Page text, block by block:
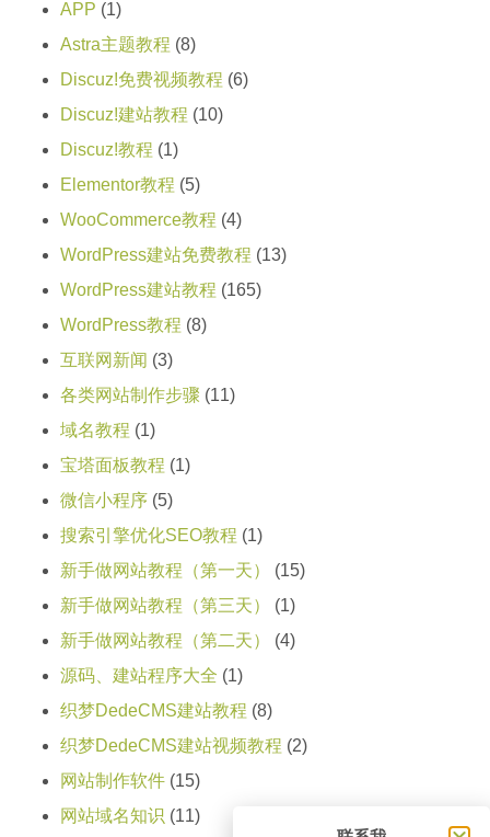
APP (1)
Astra主题教程 (8)
Discuz!免费视频教程 (6)
Discuz!建站教程 (10)
Discuz!教程 (1)
Elementor教程 (5)
WooCommerce教程 (4)
WordPress建站免费教程 (13)
WordPress建站教程 (165)
WordPress教程 (8)
互联网新闻 (3)
各类网站制作步骤 (11)
域名教程 (1)
宝塔面板教程 (1)
微信小程序 (5)
搜索引擎优化SEO教程 (1)
新手做网站教程（第一天）
(15)
新手做网站教程（第三天）
(1)
新手做网站教程（第二天）
(4)
源码、建站程序大全 (1)
织梦DedeCMS建站教程 (8)
织梦DedeCMS建站视频教程 (2)
网站制作软件 (15)
网站域名知识 (11)